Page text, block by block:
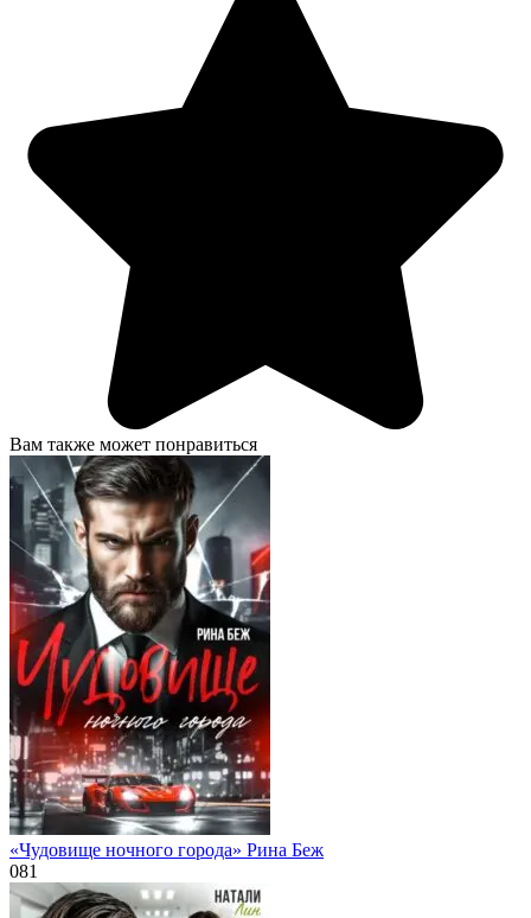
Вам также может понравиться
«Чудовище ночного города» Рина Беж
081